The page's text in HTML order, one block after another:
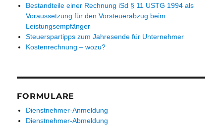
Bestandteile einer Rechnung iSd § 11 USTG 1994 als
Voraussetzung für den Vorsteuerabzug beim
Leistungsempfänger
Steuerspartipps zum Jahresende für Unternehmer
Kostenrechnung – wozu?
FORMULARE
Dienstnehmer-Anmeldung
Dienstnehmer-Abmeldung